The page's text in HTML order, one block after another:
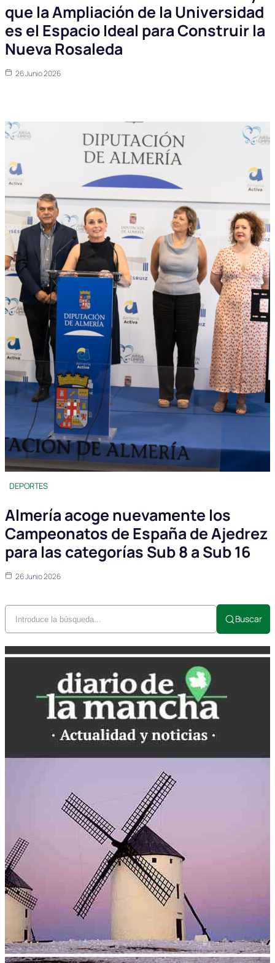
que la Ampliación de la Universidad
es el Espacio Ideal para Construir la
Nueva Rosaleda
26 Junio 2026
DEPORTES
Almería acoge nuevamente los
Campeonatos de España de Ajedrez
para las categorías Sub 8 a Sub 16
26 Junio 2026
Buscar